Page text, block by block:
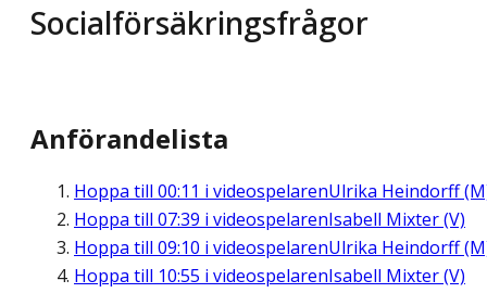
Socialförsäkringsfrågor
Anförandelista
Hoppa till 00:11 i videospelarenUlrika Heindorff
Hoppa till 07:39 i videospelarenIsabell Mixter (V)
Hoppa till 09:10 i videospelarenUlrika Heindorff
Hoppa till 10:55 i videospelarenIsabell Mixter (V)